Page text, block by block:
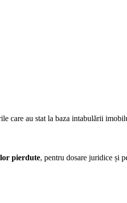
care au stat la baza intabulării
pierdute, pentru dosare juridice și